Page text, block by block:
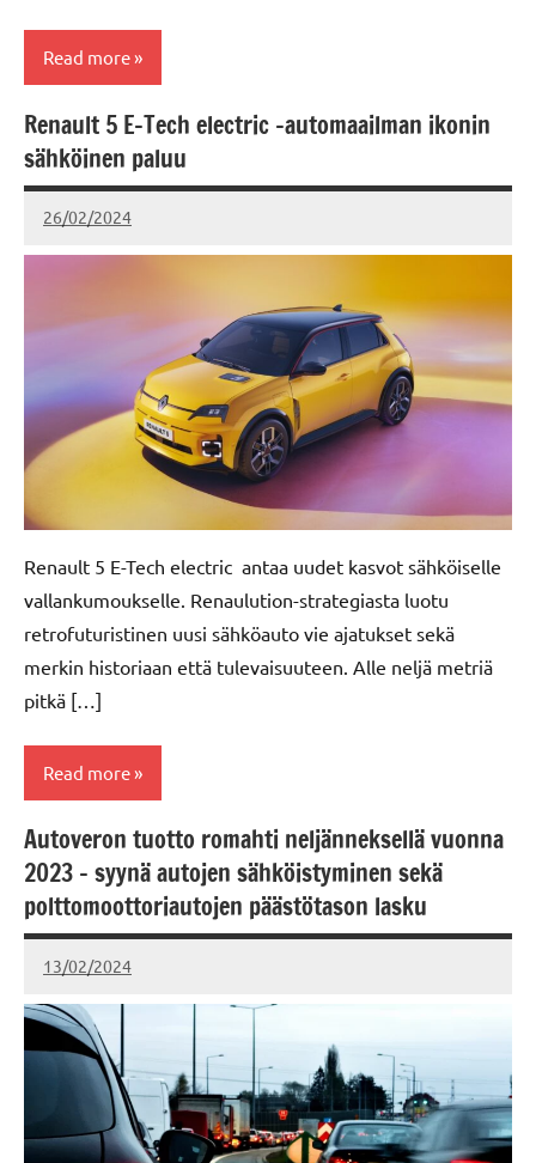
Read more
Scania
Renault 5 E-Tech electric –automaailman ikonin
sähköinen paluu
26/02/2024
kerttuvali
Renault 5 E-Tech electric antaa uudet kasvot sähköiselle
vallankumoukselle. Renaulution-strategiasta luotu
retrofuturistinen uusi sähköauto vie ajatukset sekä
merkin historiaan että tulevaisuuteen. Alle neljä metriä
pitkä […]
Read more
Renault
Autoveron tuotto romahti neljänneksellä vuonna
2023 – syynä autojen sähköistyminen sekä
polttomoottoriautojen päästötason lasku
13/02/2024
kerttuvali